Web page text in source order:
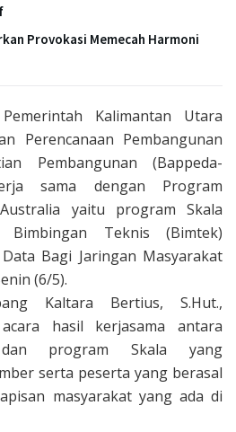
Provokasi Memecah Harmoni
Kalimantan Utara
Perencanaan Pembangunan
Pembangunan (Bappeda-
sama dengan Program
yaitu program Skala
Bimbingan Teknis (Bimtek)
Bagi Jaringan Masyarakat
(6/5).
Kaltara Bertius, S.Hut.,
hasil kerjasama antara
program Skala yang
serta peserta yang berasal
masyarakat yang ada di